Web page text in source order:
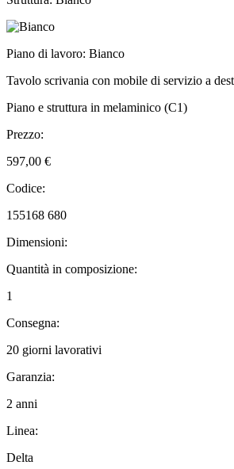
Piano di lavoro: Bianco
Tavolo scrivania con mobile di servizio a
Piano e struttura in melaminico (C1)
Prezzo:
597,00 €
Codice:
155168 680
Dimensioni:
Quantità in composizione:
1
Consegna:
20 giorni lavorativi
Garanzia:
2 anni
Linea:
Delta